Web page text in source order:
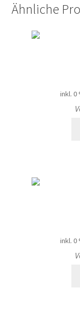
Ähnliche
inkl. 0
inkl. 0